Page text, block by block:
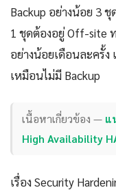
Backup อย่างน้อย 3
1 ชุดต้องอยู่ Off-site
อย่างน้อยเดือนละครั้ง
เหมือนไม่มี Backup
เนื้อหาเกี่ยวข้อง — แ
High Availability
เรื่อง Security